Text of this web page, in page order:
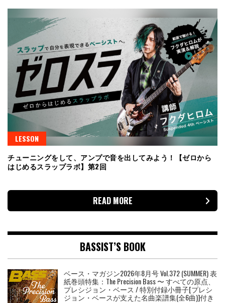
LESSON
チューニングをして、アンプで音を出してみよう！【ゼロから
はじめるスラップラボ】第2回
READ MORE
BASSIST’S BOOK
ベース・マガジン2026年8月号 Vol.372 (SUMMER) 表
紙巻頭特集：The Precision Bass 〜 すべての原点、
プレシジョン・ベース / 特別付録小冊子[プレシ
ジョン・ベースが支えた名曲楽譜集(全6曲)]付き